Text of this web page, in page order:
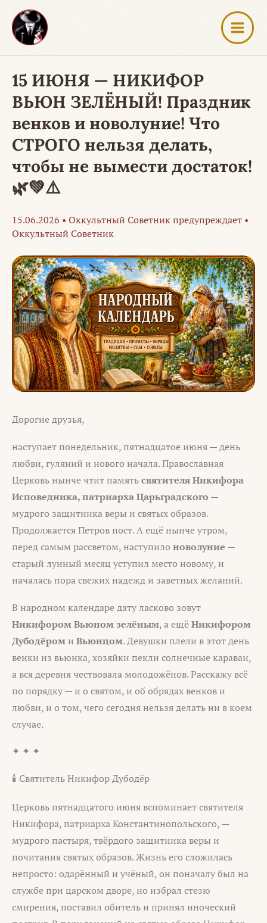
Перейти
содержимому
15 ИЮНЯ — НИКИФОР
ВЬЮН ЗЕЛЁНЫЙ! Праздник
венков и новолуние! Что
СТРОГО нельзя делать,
чтобы не вымести достаток!
🌿💚⚠️
15.06.2026 • Оккультный Советник предупреждает •
Оккультный Советник
Дорогие друзья,
наступает понедельник, пятнадцатое июня — день
любви, гуляний и нового начала. Православная
Церковь нынче чтит памятьсвятителя Никифора
Исповедника, патриарха Царьградского —
мудрого защитника веры и святых образов.
Продолжается Петров пост. А ещё нынче утром,
перед самым рассветом, наступило новолуние —
старый лунный месяц уступил место новому, и
началась пора свежих надежд и заветных желаний.
В народном календаре дату ласково зовут
Никифором Вьюном зелёным, а ещёНикифором
Дубодёром и Вьюнцом. Девушки плели в этот день
венки из вьюнка, хозяйки пекли солнечные караваи,
а вся деревня чествовала молодожёнов. Расскажу всё
по порядку — и о святом, и об обрядах венков и
любви, и о том, чего сегодня нельзя делать ни в коем
случае.
✦ ✦ ✦
🕯 Святитель Никифор Дубодёр
Церковь пятнадцатого июня вспоминает святителя
Никифора, патриарха Константинопольского, —
мудрого пастыря, твёрдого защитника веры и
почитания святых образов. Жизнь его сложилась
непросто: одарённый и учёный, он поначалу был на
службе при царском дворе, но избрал стезю
смирения, поставил обитель и принял иноческий